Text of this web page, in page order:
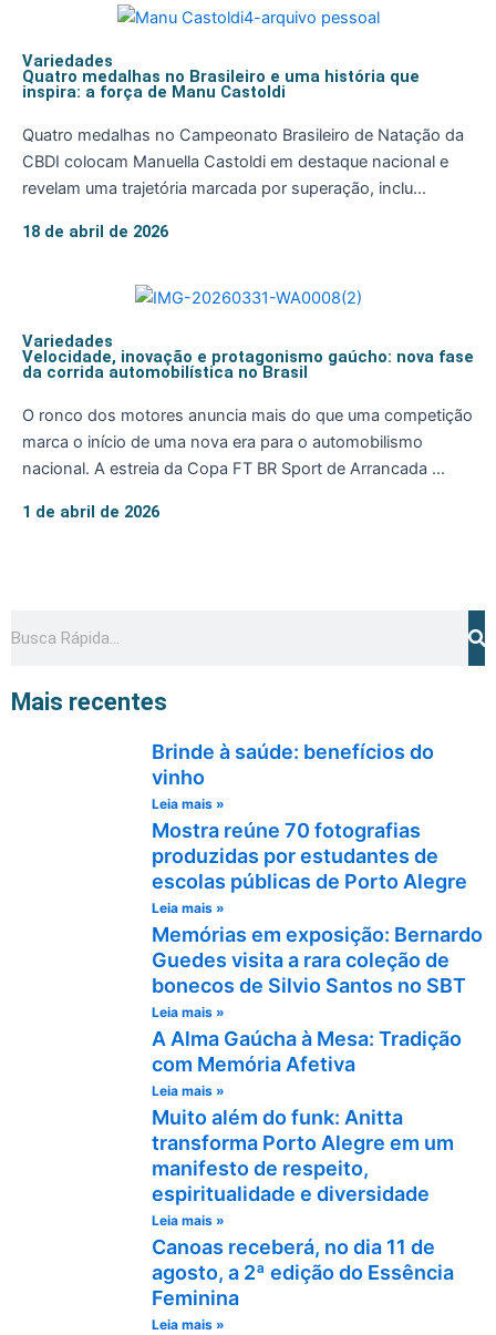
Variedades
Quatro medalhas no Brasileiro e uma história que
inspira: a força de Manu Castoldi
Quatro medalhas no Campeonato Brasileiro de Natação da
CBDI colocam Manuella Castoldi em destaque nacional e
revelam uma trajetória marcada por superação, inclu...
18 de abril de 2026
Variedades
Velocidade, inovação e protagonismo gaúcho: nova fase
da corrida automobilística no Brasil
O ronco dos motores anuncia mais do que uma competição
marca o início de uma nova era para o automobilismo
nacional. A estreia da Copa FT BR Sport de Arrancada ...
1 de abril de 2026
Mais recentes
Brinde à saúde: benefícios do
vinho
Leia mais »
Mostra reúne 70 fotografias
produzidas por estudantes de
escolas públicas de Porto Alegre
Leia mais »
Memórias em exposição: Bernardo
Guedes visita a rara coleção de
bonecos de Silvio Santos no SBT
Leia mais »
A Alma Gaúcha à Mesa: Tradição
com Memória Afetiva
Leia mais »
Muito além do funk: Anitta
transforma Porto Alegre em um
manifesto de respeito,
espiritualidade e diversidade
Leia mais »
Canoas receberá, no dia 11 de
agosto, a 2ª edição do Essência
Feminina
Leia mais »